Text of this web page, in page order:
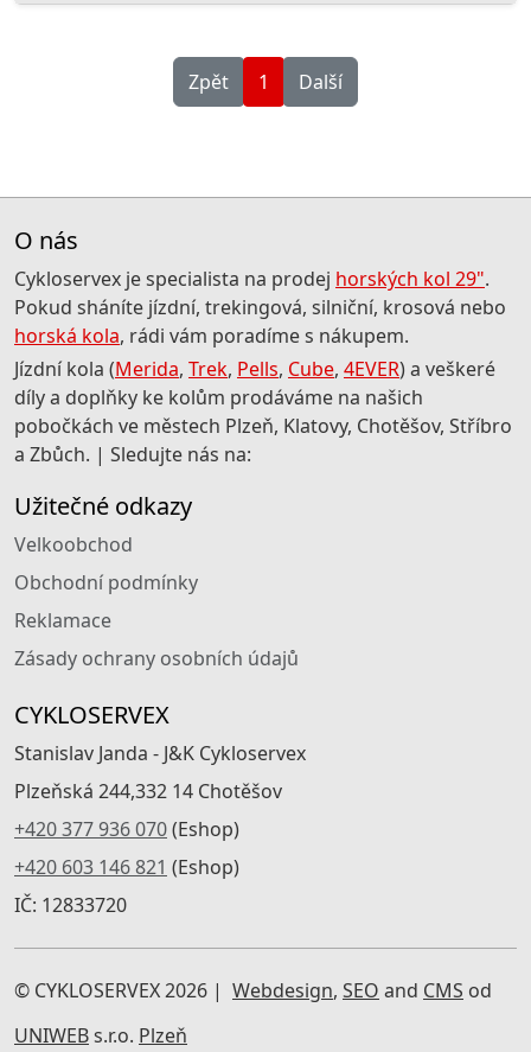
Zpět 1 Další
O nás
Cykloservex je specialista na prodej horských kol 29".
Pokud sháníte jízdní, trekingová, silniční, krosová nebo
horská kola, rádi vám poradíme s nákupem.
Jízdní kola (Merida, Trek, Pells, Cube, 4EVER) a veškeré
díly a doplňky ke kolům prodáváme na našich
pobočkách ve městech Plzeň, Klatovy, Chotěšov, Stříbro
a Zbůch. | Sledujte nás na:
Užitečné odkazy
Velkoobchod
Obchodní podmínky
Reklamace
Zásady ochrany osobních údajů
CYKLOSERVEX
Stanislav Janda - J&K Cykloservex
Plzeňská 244,332 14 Chotěšov
+420 377 936 070(Eshop)
+420 603 146 821 (Eshop)
IČ: 12833720
© CYKLOSERVEX 2026 | Webdesign, SEO and CMS od
UNIWEBs.r.o. Plzeň